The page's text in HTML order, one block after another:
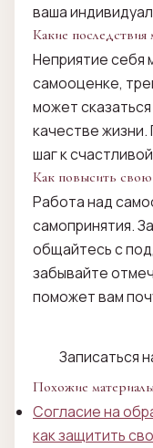
ваша
Какие последствия
Неприятие себя
самооценке,
может
качестве
шаг к
Как повысить
Работа над
самопринятия.
общайтесь с
забывайте
поможет вам
Записаться
Похожие
Согласие на
как защитить